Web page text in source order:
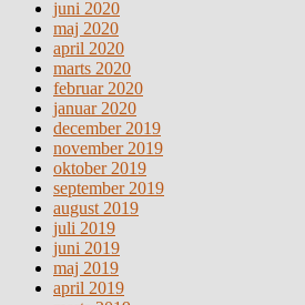
juni 2020
maj 2020
april 2020
marts 2020
februar 2020
januar 2020
december 2019
november 2019
oktober 2019
september 2019
august 2019
juli 2019
juni 2019
maj 2019
april 2019